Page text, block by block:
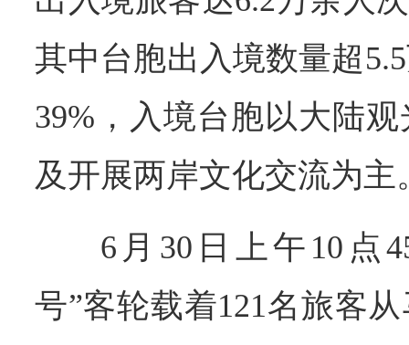
其中台胞出入境数量超
39%，入境台胞以大陆
及开展两岸文化交流为主
6月30日上午10点
号”客轮载着121名旅客